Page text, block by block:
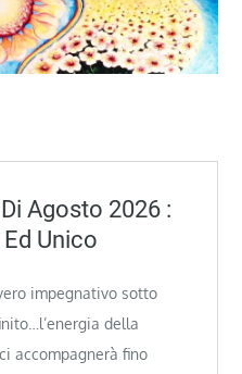
Di Agosto 2026 :
Unico
impegnativo sotto
della
accompagnerà fino